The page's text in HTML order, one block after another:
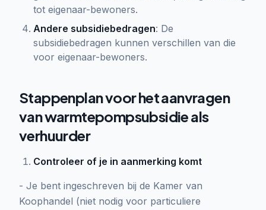
tot eigenaar-bewoners.
Andere subsidiebedragen: De
subsidiebedragen kunnen verschillen van die
voor eigenaar-bewoners.
Stappenplan voor het aanvragen
van warmtepompsubsidie als
verhuurder
Controleer of je in aanmerking komt
- Je bent ingeschreven bij de Kamer van
Koophandel (niet nodig voor particuliere